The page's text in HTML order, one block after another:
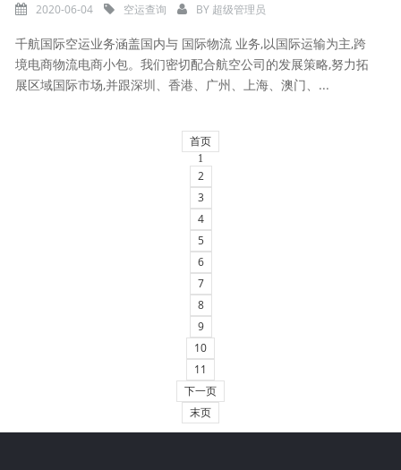
2020-06-04 空运查询 BY 超级管理员
千航国际空运业务涵盖国内与 国际物流 业务,以国际运输为主,跨
境电商物流电商小包。我们密切配合航空公司的发展策略,努力拓
展区域国际市场,并跟深圳、香港、广州、上海、澳门、...
首页
1
2
3
4
5
6
7
8
9
10
11
下一页
末页